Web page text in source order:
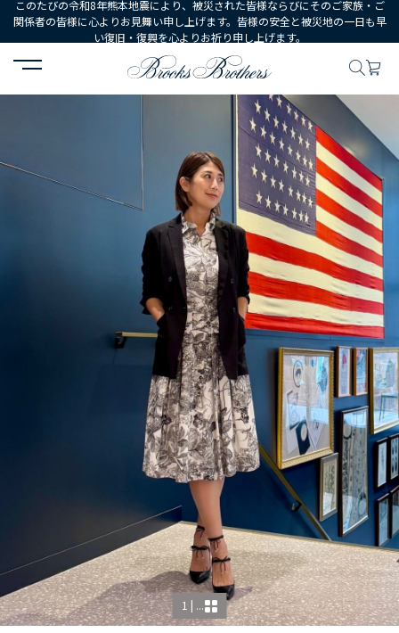
このたびの令和8年熊本地震により、被災された皆様ならびにそのご家族・ご
関係者の皆様に心よりお見舞い申し上げます。皆様の安全と被災地の一日も早
い復旧・復興を心よりお祈り申し上げます。
HOME コーディネート コーディネート詳細
1 | ...